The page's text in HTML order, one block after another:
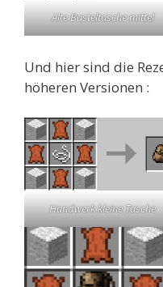
Alte Basteltasche mittel
Und hier sind die
höheren Versionen :
Handwerk kleine Tasche